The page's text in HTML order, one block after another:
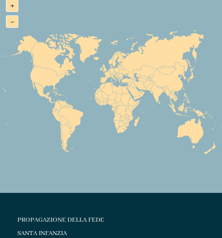
+
−
PROPAGAZIONE DELLA FEDE
SANTA INFANZIA